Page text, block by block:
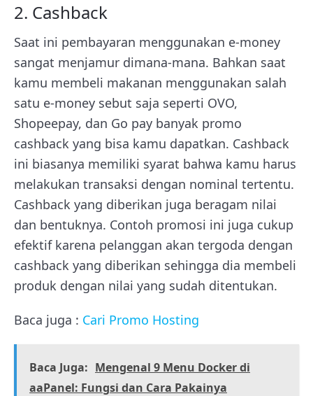
2. Cashback
Saat ini pembayaran menggunakan e-money
sangat menjamur dimana-mana. Bahkan saat
kamu membeli makanan menggunakan salah
satu e-money sebut saja seperti OVO,
Shopeepay, dan Go pay banyak promo
cashback yang bisa kamu dapatkan. Cashback
ini biasanya memiliki syarat bahwa kamu harus
melakukan transaksi dengan nominal tertentu.
Cashback yang diberikan juga beragam nilai
dan bentuknya. Contoh promosi ini juga cukup
efektif karena pelanggan akan tergoda dengan
cashback yang diberikan sehingga dia membeli
produk dengan nilai yang sudah ditentukan.
Baca juga : Cari Promo Hosting
Baca Juga: Mengenal 9 Menu Docker di
aaPanel: Fungsi dan Cara Pakainya